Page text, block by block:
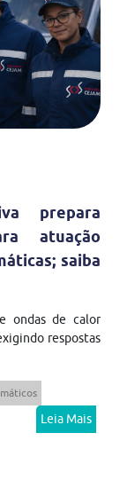
prepara
atuação
saiba
ondas de calor
respostas
Leia Mais